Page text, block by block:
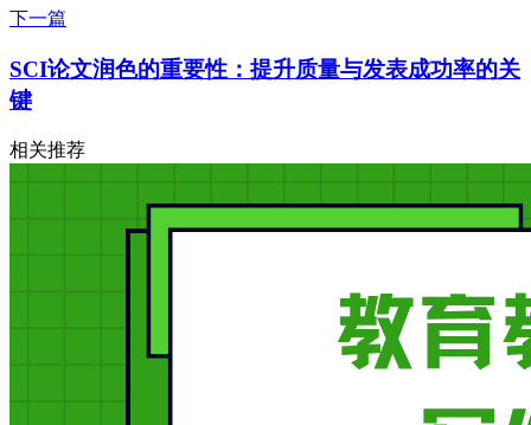
下一篇
SCI论文润色的重要性：提升质量与发表成功率的关
键
相关推荐